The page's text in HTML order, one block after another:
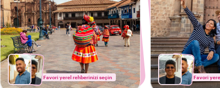
Favori yerel rehberinizi seçin Favori